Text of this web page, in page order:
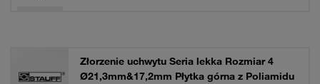
Złorzenie uchwytu Seria lekka Rozmiar 4
Ø21,3mm&17,2mm Płytka górna z Poliamidu